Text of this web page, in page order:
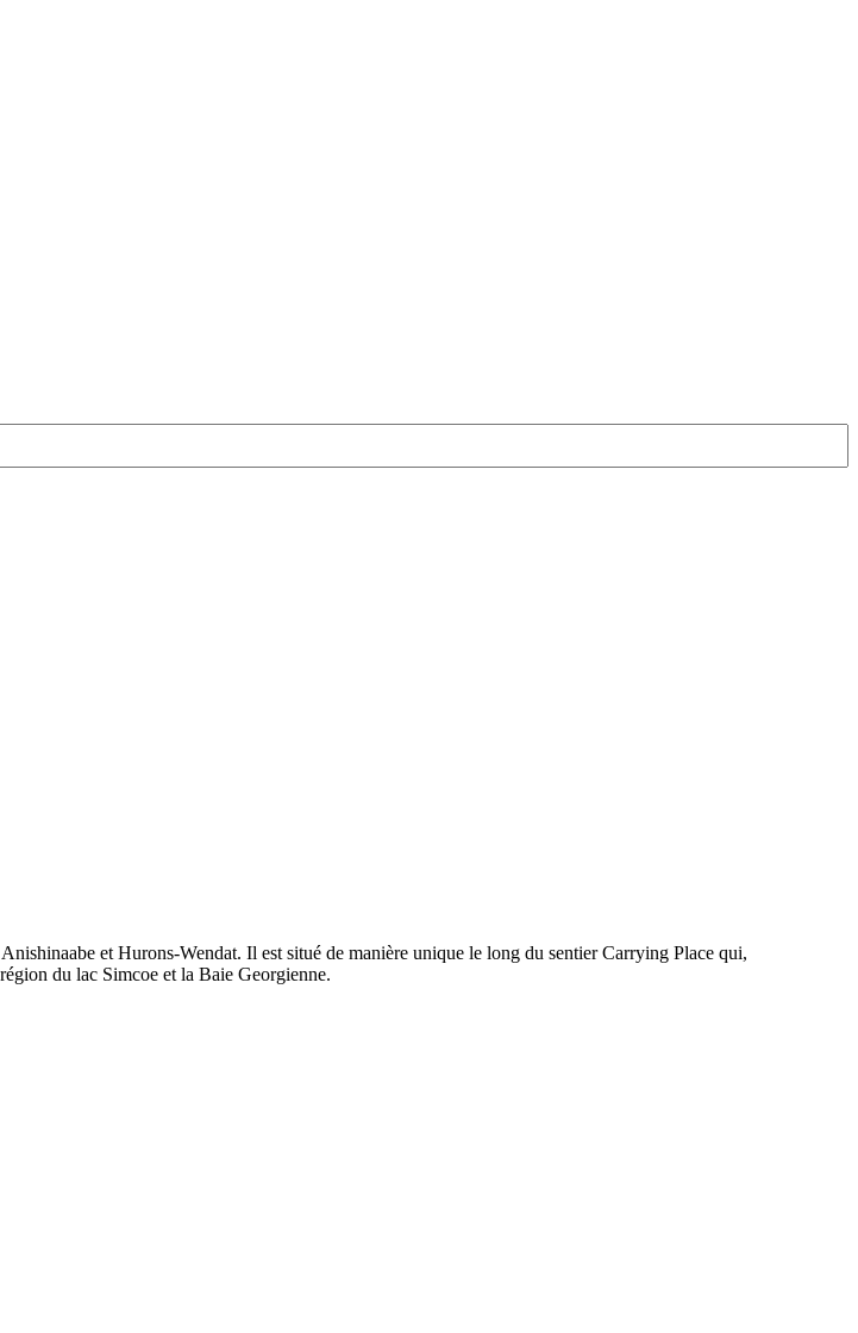
et Hurons-Wendat. Il est situé de manière unique le long du sentier Carrying Place qui,
du lac Simcoe et la Baie Georgienne.